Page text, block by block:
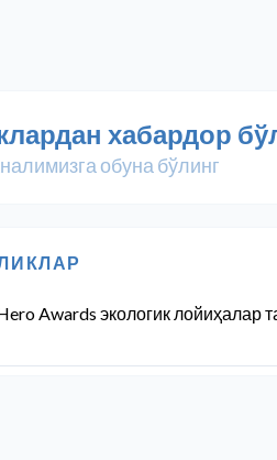
хабардор
обуна бўлинг
Awards экологик лойиҳалар